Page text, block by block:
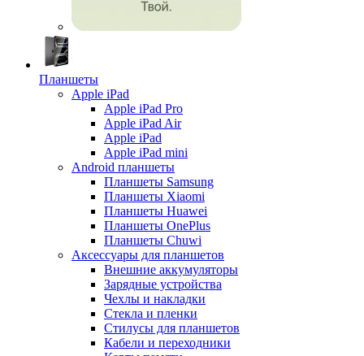
Планшеты
Apple iPad
Apple iPad Pro
Apple iPad Air
Apple iPad
Apple iPad mini
Android планшеты
Планшеты Samsung
Планшеты Xiaomi
Планшеты Huawei
Планшеты OnePlus
Планшеты Chuwi
Аксессуары для планшетов
Внешние аккумуляторы
Зарядные устройства
Чехлы и накладки
Стекла и пленки
Стилусы для планшетов
Кабели и переходники